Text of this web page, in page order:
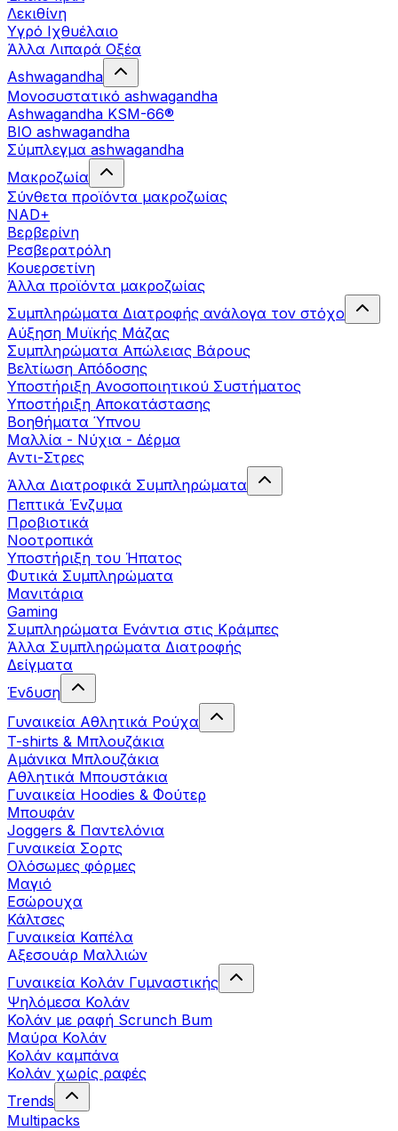
Λεκιθίνη
Υγρό Ιχθυέλαιο
Άλλα Λιπαρά Οξέα
Ashwagandha
Μονοσυστατικό ashwagandha
Ashwagandha KSM-66®
BIO ashwagandha
Σύμπλεγμα ashwagandha
Μακροζωία
Σύνθετα προϊόντα μακροζωίας
NAD+
Βερβερίνη
Ρεσβερατρόλη
Κουερσετίνη
Άλλα προϊόντα μακροζωίας
Συμπληρώματα Διατροφής ανάλογα τον στόχο
Αύξηση Μυϊκής Μάζας
Συμπληρώματα Aπώλειας Βάρους
Βελτίωση Απόδοσης
Υποστήριξη Ανοσοποιητικού Συστήματος
Yποστήριξη Αποκατάστασης
Βοηθήματα Ύπνου
Μαλλία - Νύχια - Δέρμα
Αντι-Στρες
Άλλα Διατροφικά Συμπληρώματα
Πεπτικά Ένζυμα
Προβιοτικά
Νοοτροπικά
Υποστήριξη του Ήπατος
Φυτικά Συμπληρώματα
Μανιτάρια
Gaming
Συμπληρώματα Ενάντια στις Κράμπες
Άλλα Συμπληρώματα Διατροφής
Δείγματα
Ένδυση
Γυναικεία Αθλητικά Ρούχα
T-shirts & Μπλουζάκια
Αμάνικα Μπλουζάκια
Aθλητικά Μπουστάκια
Γυναικεία Hoodies & Φούτερ
Μπουφάν
Joggers & Παντελόνια
Γυναικεία Σορτς
Ολόσωμες φόρμες
Μαγιό
Εσώρουχα
Κάλτσες
Γυναικεία Καπέλα
Αξεσουάρ Μαλλιών
Γυναικεία Κολάν Γυμναστικής
Ψηλόμεσα Κολάν
Κολάν με ραφή Scrunch Bum
Μαύρα Κολάν
Κολάν καμπάνα
Κολάν χωρίς ραφές
Trends
Multipacks